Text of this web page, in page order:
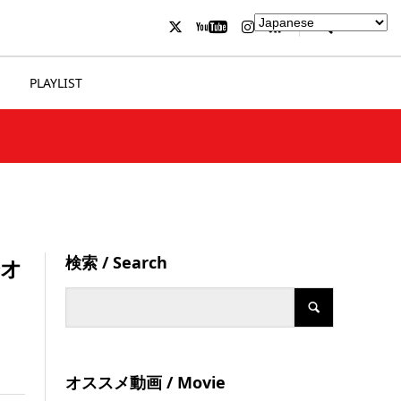
PLAYLIST
検索 / Search
オススメ動画 / Movie